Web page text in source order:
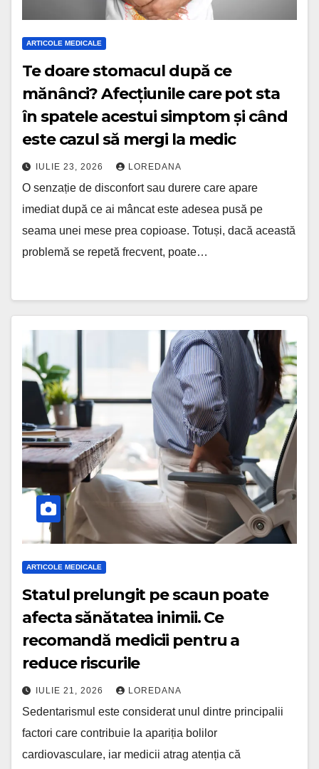
ARTICOLE MEDICALE
Te doare stomacul după ce
mănânci? Afecțiunile care pot sta
în spatele acestui simptom și când
este cazul să mergi la medic
IULIE 23, 2026 LOREDANA
O senzație de disconfort sau durere care apare
imediat după ce ai mâncat este adesea pusă pe
seama unei mese prea copioase. Totuși, dacă această
problemă se repetă frecvent, poate…
ARTICOLE MEDICALE
Statul prelungit pe scaun poate
afecta sănătatea inimii. Ce
recomandă medicii pentru a
reduce riscurile
IULIE 21, 2026 LOREDANA
Sedentarismul este considerat unul dintre principalii
factori care contribuie la apariția bolilor
cardiovasculare, iar medicii atrag atenția că